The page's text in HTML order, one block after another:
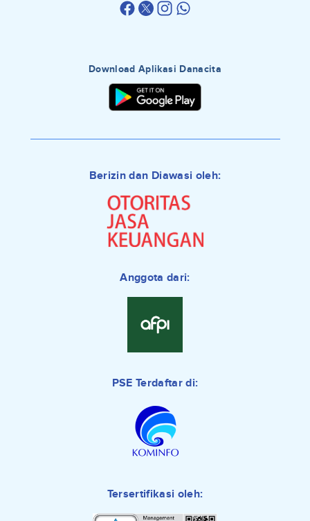
Download Aplikasi Danacita
Berizin dan Diawasi oleh:
Anggota dari:
PSE Terdaftar di:
Tersertifikasi oleh: